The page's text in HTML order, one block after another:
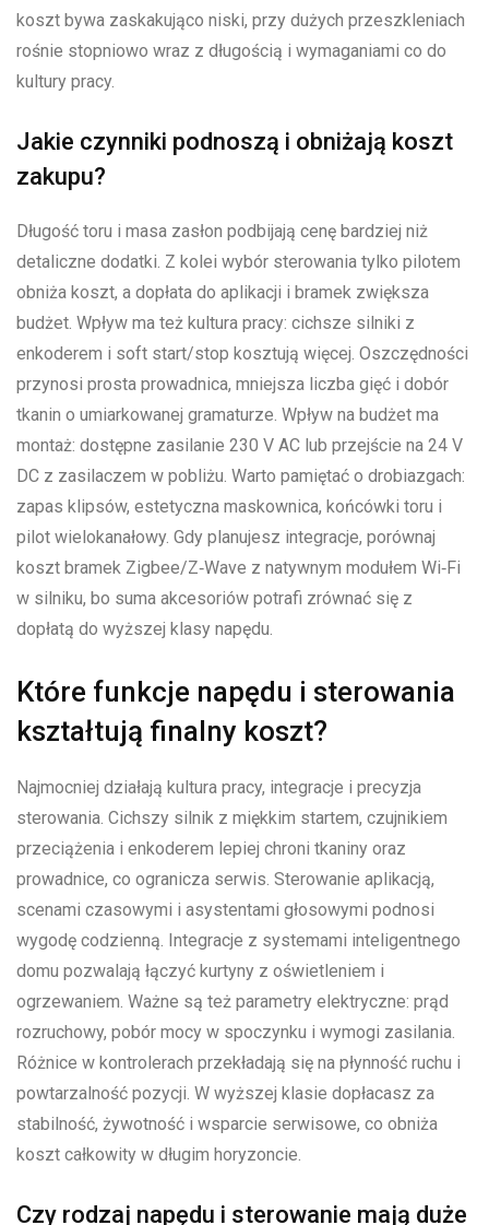
koszt bywa zaskakująco niski, przy dużych przeszkleniach
rośnie stopniowo wraz z długością i wymaganiami co do
kultury pracy.
Jakie czynniki podnoszą i obniżają koszt
zakupu?
Długość toru i masa zasłon podbijają cenę bardziej niż
detaliczne dodatki. Z kolei wybór sterowania tylko pilotem
obniża koszt, a dopłata do aplikacji i bramek zwiększa
budżet. Wpływ ma też kultura pracy: cichsze silniki z
enkoderem i soft start/stop kosztują więcej. Oszczędności
przynosi prosta prowadnica, mniejsza liczba gięć i dobór
tkanin o umiarkowanej gramaturze. Wpływ na budżet ma
montaż: dostępne zasilanie 230 V AC lub przejście na 24 V
DC z zasilaczem w pobliżu. Warto pamiętać o drobiazgach:
zapas klipsów, estetyczna maskownica, końcówki toru i
pilot wielokanałowy. Gdy planujesz integracje, porównaj
koszt bramek Zigbee/Z‑Wave z natywnym modułem Wi‑Fi
w silniku, bo suma akcesoriów potrafi zrównać się z
dopłatą do wyższej klasy napędu.
Które funkcje napędu i sterowania
kształtują finalny koszt?
Najmocniej działają kultura pracy, integracje i precyzja
sterowania. Cichszy silnik z miękkim startem, czujnikiem
przeciążenia i enkoderem lepiej chroni tkaniny oraz
prowadnice, co ogranicza serwis. Sterowanie aplikacją,
scenami czasowymi i asystentami głosowymi podnosi
wygodę codzienną. Integracje z systemami inteligentnego
domu pozwalają łączyć kurtyny z oświetleniem i
ogrzewaniem. Ważne są też parametry elektryczne: prąd
rozruchowy, pobór mocy w spoczynku i wymogi zasilania.
Różnice w kontrolerach przekładają się na płynność ruchu i
powtarzalność pozycji. W wyższej klasie dopłacasz za
stabilność, żywotność i wsparcie serwisowe, co obniża
koszt całkowity w długim horyzoncie.
Czy rodzaj napędu i sterowanie mają duże